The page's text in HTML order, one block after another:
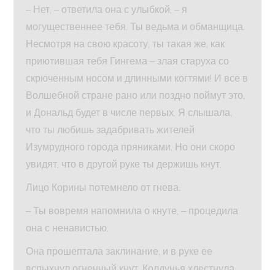
– Нет, – ответила она с улыбкой, – я
могущественнее тебя. Ты ведьма и обманщица.
Несмотря на свою красоту, ты такая же, как
приютившая тебя Гингема – злая старуха со
скрюченным носом и длинными когтями! И все в
Волшебной стране рано или поздно поймут это,
и Дональд будет в числе первых. Я слышала,
что ты любишь задабривать жителей
Изумрудного города пряниками. Но они скоро
увидят, что в другой руке ты держишь кнут.
Лицо Корины потемнело от гнева.
– Ты вовремя напомнила о кнуте, – процедила
она с ненавистью.
Она прошептала заклинание, и в руке ее